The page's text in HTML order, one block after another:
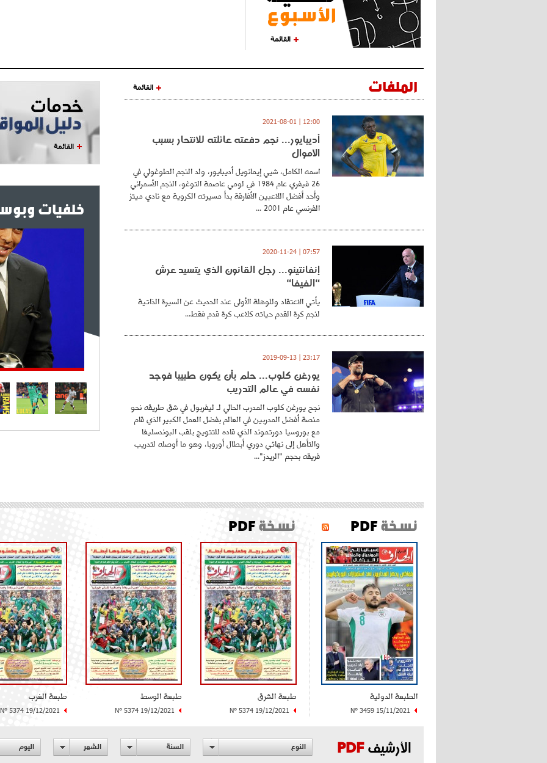
القائمة
الملفات القائمة
12:00 | 2021-08-01
أديبايور... نجم دفعته عائلته للانتحار بسبب
الأموال
اسمه الكامل، شيي إيمانويل أديبايور، ولد النجم الطوغولي في
26 فيفري عام 1984 في لومي عاصمة التوغو، النجم الأسمراني
وأحد أفضل اللاعبين الأفارقة بدأ مسيرته الكروية مع نادي ميتز
الفرنسي عام 2001 ...
07:57 | 2020-11-24
إنفانتينو... رجل القانون الذي يتسيد عرش
"الفيفا"
يأتي الاعتقاد وللوهلة الأولى عند الحديث عن السيرة الذاتية
لنجم كرة القدم حياته كلاعب كرة قدم فقط...
23:17 | 2019-09-13
يورغن كلوب... حلم بأن يكون طبيبا فوجد
نفسه في عالم التدريب
نجح يورغن كلوب المدرب الحالي لـ ليفربول في شق طريقه نحو
منصة أفضل المدربين في العالم بفضل العمل الكبير الذي قام
مع بوروسيا دورتموند الذي قاده للتتويج بلقب البوندسليغا
والتأهل إلى نهائي دوري أبطال أوروبا، وهو ما أوصله لتدريب
فريقه بحجم "الريدز"...
القائمة
خلفيات
نسخةPDF
الطبعة الدولية
N° 3459 15/11/2021
نسخةPDF
طبعة الشرق
N° 5374 19/12/2021
طبعة الوسط
N° 5374 19/12/2021
طبعة الغرب
N° 5374 19/12/2021
الأرشيفPDF النوع السنة الشهر اليوم